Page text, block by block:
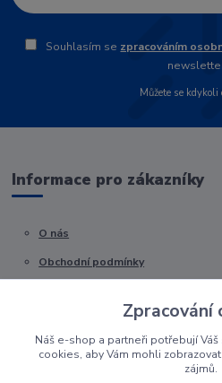
Souhlasím se zpracováním
Můžete se
Informace pro zákazníky
O nás
Obchodní podmínky
Zpracování
Náš e-shop a partneři potřebují Váš
cookies, aby Vám mohli
zájmů.